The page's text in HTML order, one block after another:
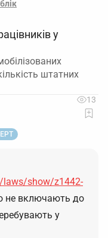
у
штатних
13
laws/show/z1442-
не включають до
у